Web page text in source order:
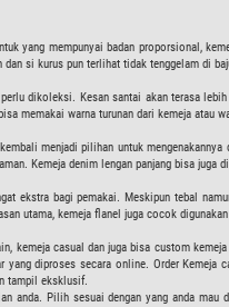
yang mempunyai badan proporsional,
si kurus pun terlihat tidak tenggelam di
dikoleksi. Kesan santai akan terasa
memakai warna turunan dari kemeja atau
menjadi pilihan untuk
Kemeja denim lengan panjang bisa
ekstra bagi pemakai. Meskipun tebal
utama, kemeja flanel juga cocok
kemeja casual dan juga bisa custom
diproses secara online. Order
tampil eksklusif.
anda. Pilih sesuai dengan yang anda